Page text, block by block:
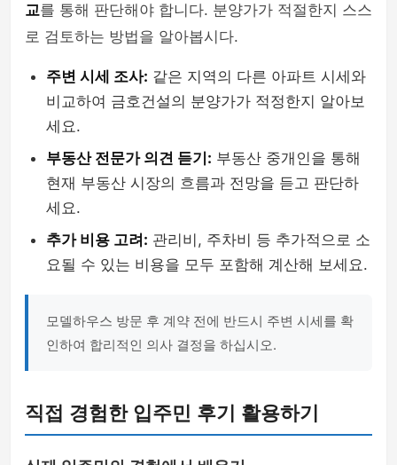
교를 통해 판단해야 합니다. 분양가가 적절한지 스스
로 검토하는 방법을 알아봅시다.
주변 시세 조사: 같은 지역의 다른 아파트 시세와
비교하여 금호건설의 분양가가 적정한지 알아보
세요.
부동산 전문가 의견 듣기: 부동산 중개인을 통해
현재 부동산 시장의 흐름과 전망을 듣고 판단하
세요.
추가 비용 고려: 관리비, 주차비 등 추가적으로 소
요될 수 있는 비용을 모두 포함해 계산해 보세요.
모델하우스 방문 후 계약 전에 반드시 주변 시세를 확
인하여 합리적인 의사 결정을 하십시오.
직접 경험한 입주민 후기 활용하기